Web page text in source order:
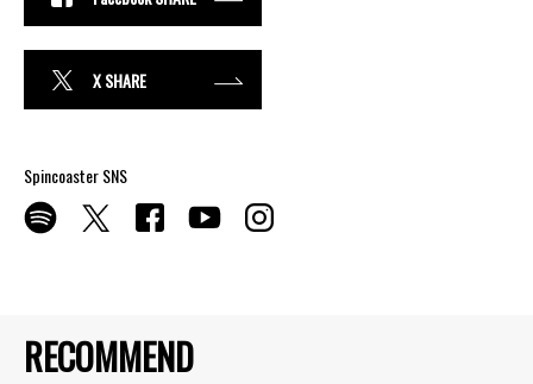
RECOMMEND
X SHARE
Spincoaster SNS